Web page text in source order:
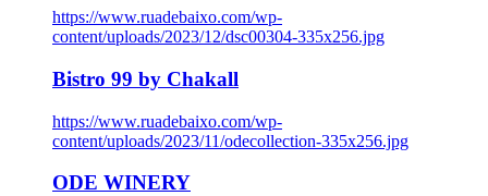
https://www.ruadebaixo.com/wp-
content/uploads/2023/12/dsc00304-335x256.jpg
Bistro 99 by Chakall
https://www.ruadebaixo.com/wp-
content/uploads/2023/11/odecollection-335x256.jpg
ODE WINERY